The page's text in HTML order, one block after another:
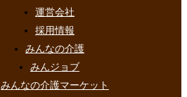
運営会社
採用情報
みんなの介護
みんジョブ
みんなの介護マーケット